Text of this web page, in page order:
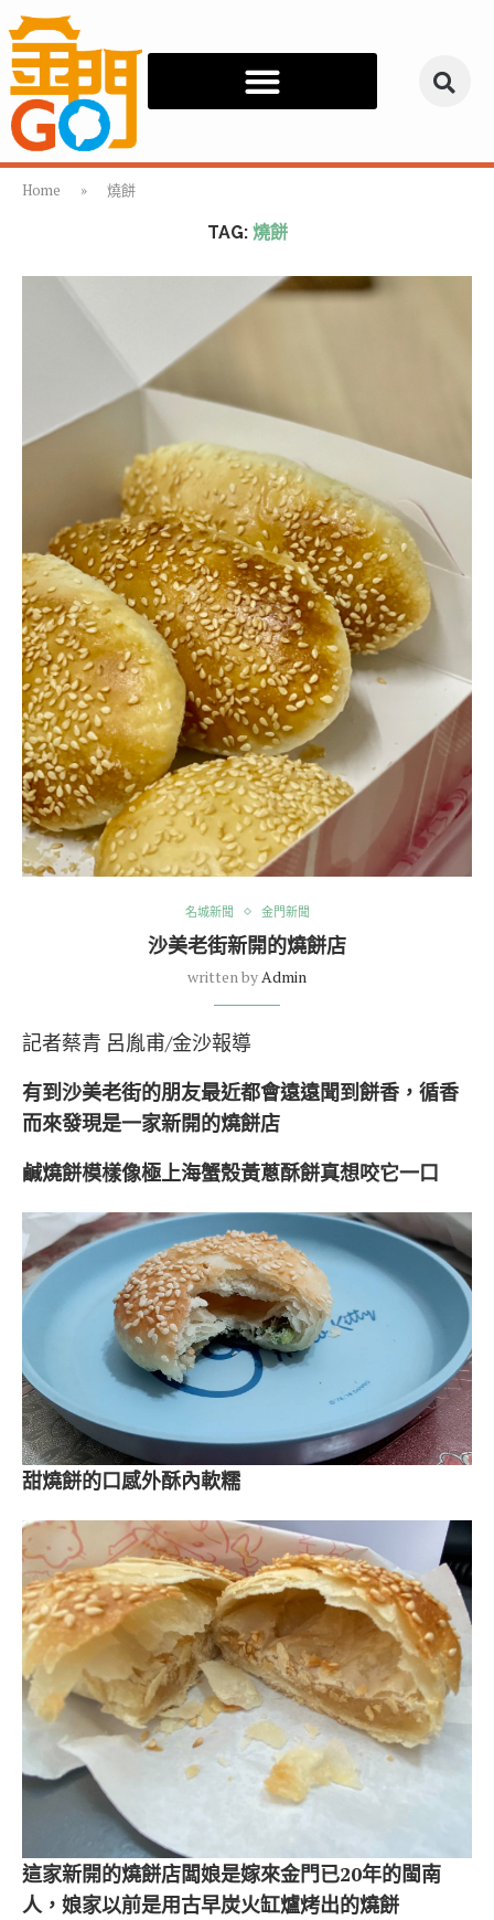
Home » 燒餅
TAG: 燒餅
名城新聞 金門新聞
沙美老街新開的燒餅店
written byAdmin
記者蔡青 呂胤甫/金沙報導
有到沙美老街的朋友最近都會遠遠聞到餅香， 循香
而來發現是一家新開的燒餅店
鹹燒餅模樣像極上海蟹殼黃蔥酥餅真想咬它一口
甜燒餅的口感外酥內軟糯
這家新開的燒餅店闆娘是嫁來金門已20年的閩南
人， 娘家以前是用古早炭火缸爐烤出的燒餅